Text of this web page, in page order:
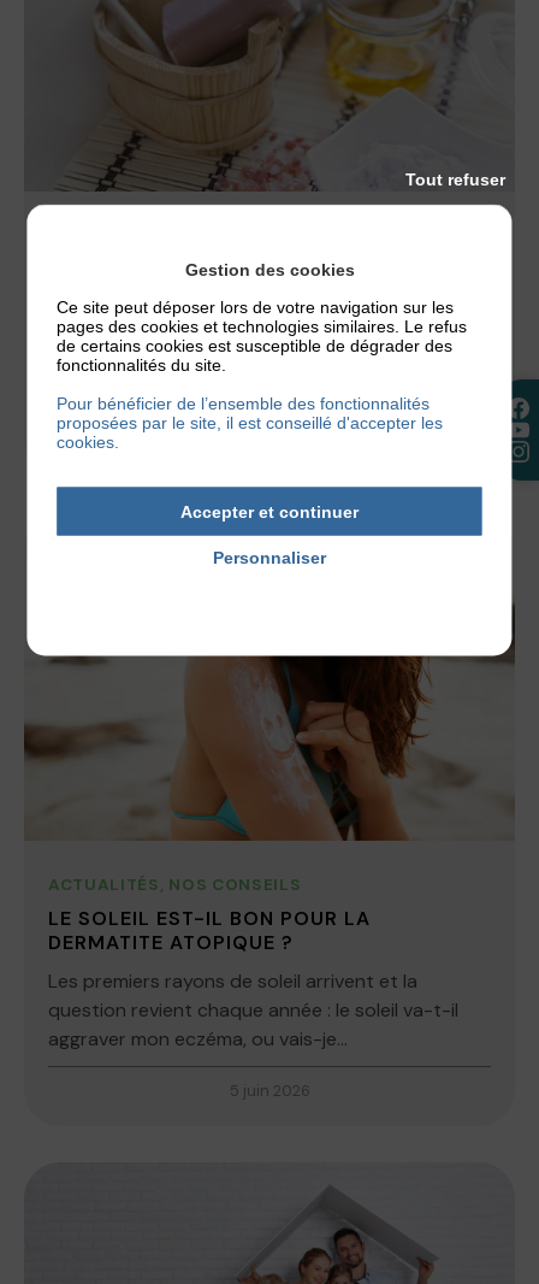
QUEL SAVON ET QUEL PH CHOISIR EN CAS
Un savon mal choisi peut suffire à déclencher une
poussée d’eczéma. C’est tout le paradoxe de
ACTUALITÉS, NOS CONSEILS
LE SOLEIL EST-IL BON POUR LA
DERMATITE ATOPIQUE ?
Les premiers rayons de soleil arrivent et la
question revient chaque année : le soleil va-t-il
aggraver mon eczéma, ou vais-je...
5 juin 2026
Gestion des cookies
Ce site peut déposer lors de votre navigation sur les
pages des cookies et technologies similaires. Le refus
de certains cookies est susceptible de dégrader des
fonctionnalités du site.
Pour bénéficier de l’ensemble des fonctionnalités
proposées par le site, il est conseillé d'accepter les
cookies.
Accepter et continuer
Tout refuser
Personnaliser